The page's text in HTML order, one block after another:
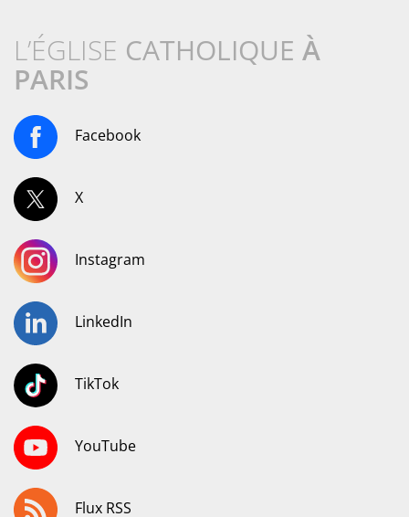
L’ÉGLISE CATHOLIQUE À
PARIS
Facebook
X
Instagram
LinkedIn
TikTok
YouTube
Flux RSS